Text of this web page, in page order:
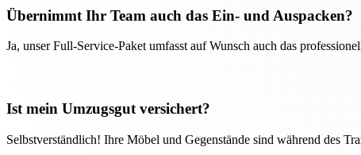
Übernimmt Ihr Team auch das Ein- und Auspacken?
Ja, unser Full-Service-Paket umfasst auf Wunsch auch das
Ist mein Umzugsgut versichert?
Selbstverständlich! Ihre Möbel und Gegenstände sind während des